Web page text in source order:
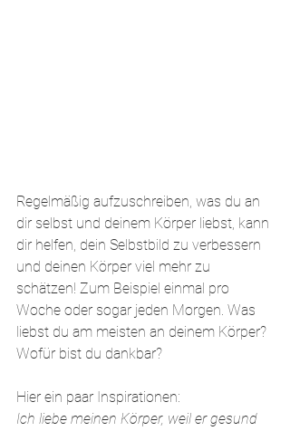
Regelmäßig aufzuschreiben, was du an
dir selbst und deinem Körper liebst, kann
dir helfen, dein Selbstbild zu verbessern
und deinen Körper viel mehr zu
schätzen! Zum Beispiel einmal pro
Woche oder sogar jeden Morgen. Was
liebst du am meisten an deinem Körper?
Wofür bist du dankbar?
Hier ein paar Inspirationen:
Ich liebe meinen Körper, weil er gesund